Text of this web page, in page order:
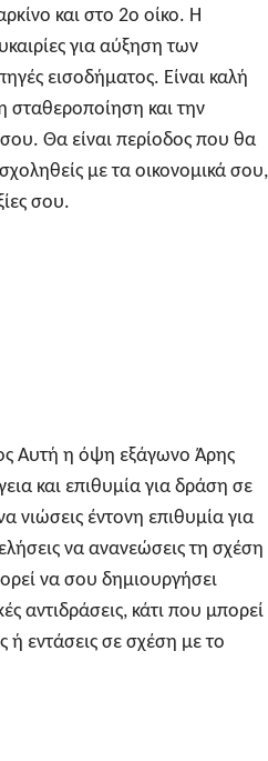
και στο 2ο οίκο. Η
για αύξηση των
εισοδήματος. Είναι καλή
σταθεροποίηση και την
Θα είναι περίοδος που θα
με τα οικονομικά σου,
σου.
Αυτή η όψη εξάγωνο Άρης
και επιθυμία για δράση σε
νιώσεις έντονη επιθυμία για
να ανανεώσεις τη σχέση
να σου δημιουργήσει
αντιδράσεις, κάτι που μπορεί
ή εντάσεις σε σχέση με το